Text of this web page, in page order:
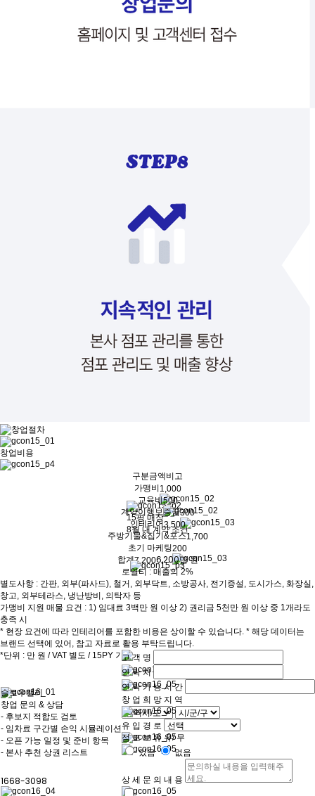
창업비용
구분금액비고
15평 매장
8월 내 계약 조건
가맹비 1,000
교육비500
계약이행보증금300
인테리어3,500
주방기물&집기&포스1,700
초기 마케팅200
합계7,2006,200만 원
로열티 : 매출의 2%
별도사항 : 간판, 외부(파사드), 철거, 외부닥트, 소방공사, 전기증설, 도시가스, 화장실,
창고, 외부테라스, 냉난방비, 의탁자 등
가맹비 지원 매물 요건 : 1) 임대료 3백만 원 이상 2) 권리금 5천만 원 이상 중 1개라도
충족 시
* 현장 요건에 따라 인테리어를 포함한 비용은 상이할 수 있습니다. * 해당 데이터는
브랜드 선택에 있어, 참고 자료로 활용 부탁드립니다.
*단위 : 만 원 / VAT 별도 / 15PY 기준
슬로우캘리
창업 문의 & 상담
- 후보지 적합도 검토
- 임차료 구간별 손익 시뮬레이션
- 오픈 가능 일정 및 준비 항목
- 본사 추천 상권 리스트
1668-3098
고 객 명
연 락 처
연 락 가 능 시 간
창 업 희 망 지 역
유 입 경 로
점 포 보 유 유/ 무
있음
없음
상 세 문 의 내 용